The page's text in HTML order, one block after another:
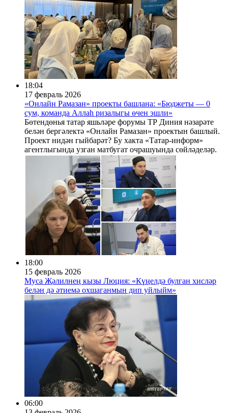
18:04
17 февраль 2026
«Онлайн Рамазан» проекты башлана: «Бюджеты — 0
сум, команда Аллаһ ризалыгы өчен эшли»
Бөтендөнья татар яшьләре форумы ТР Диния нәзарәте
белән бергәлектә «Онлайн Рамазан» проектын башлый.
Проект нидән гыйбарәт? Бу хакта «Татар-информ»
агентлыгында узган матбугат очрашуында сөйләделәр.
18:00
15 февраль 2026
Муса Җәлилнең кызы Люция: «Күңелдә булган хисләр
белән дә әтиемә охшаганмын дип уйлыйм»
06:00